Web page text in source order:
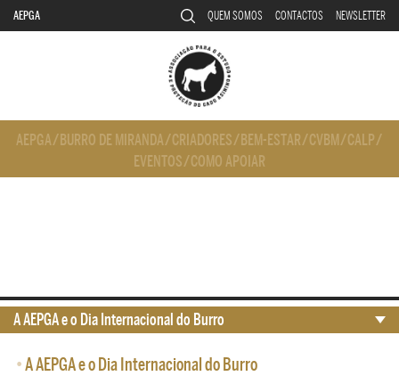
AEPGA QUEM SOMOS CONTACTOS NEWSLETTER
AEPGA/ BURRO DE MIRANDA/CRIADORES/ BEM-ESTAR/CVBM/CALP/
EVENTOS/COMO APOIAR
•A AEPGA e o Dia Internacional do Burro
A AEPGA e o Dia Internacional do Burro